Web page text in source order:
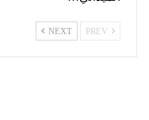
NEXT